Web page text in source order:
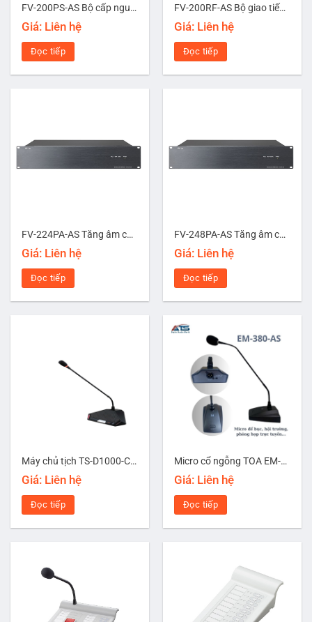
FV-200PS-AS Bộ cấp nguồn 24V DC
Giá: Liên hệ
Đọc tiếp
FV-200RF-AS Bộ giao tiếp Micro chọn vùng từ xa
Giá: Liên hệ
Đọc tiếp
FV-224PA-AS Tăng âm công suất 240W
Giá: Liên hệ
Đọc tiếp
FV-248PA-AS Tăng âm công suất 480W
Giá: Liên hệ
Đọc tiếp
Máy chủ tịch TS-D1000-CU của hệ thống hội thảo kỹ thuật số TOA
Giá: Liên hệ
Đọc tiếp
Micro cổ ngỗng TOA EM-380
Giá: Liên hệ
Đọc tiếp